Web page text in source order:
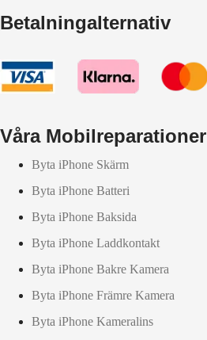
Betalningalternativ
Våra Mobilreparationer
Byta iPhone Skärm
Byta iPhone Batteri
Byta iPhone Baksida
Byta iPhone Laddkontakt
Byta iPhone Bakre Kamera
Byta iPhone Främre Kamera
Byta iPhone Kameralins